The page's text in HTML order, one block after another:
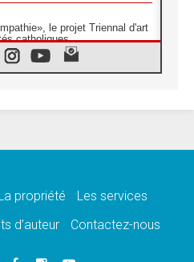
le projet Triennal d'art
catholiques
la parole aux religieuses
et mémoire nationale
propriété
Les services
d’auteur Contactez-nous